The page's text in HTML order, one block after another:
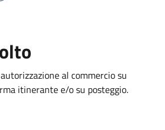
al commercio su
itinerante e/o su posteggio.